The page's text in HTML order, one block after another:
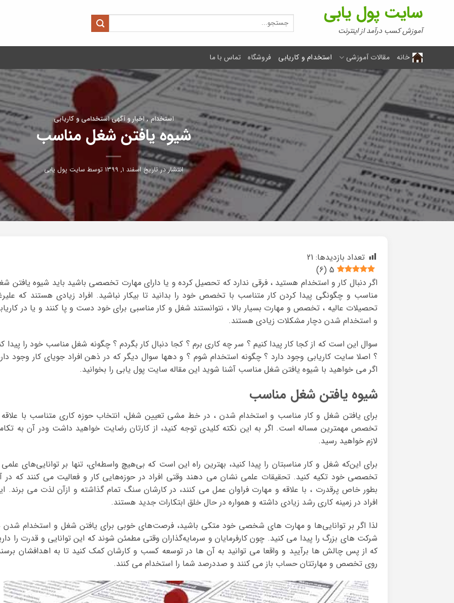
سایت پول یابی
آموزش کسب درآمد از اینترنت
جستجو
برای:
خانه مقالات آموزشی استخدام و کاریابی فروشگاه تماس با ما
استخدام , اخبار و آگهی استخدامی و کاریابی
شیوه یافتن شغل مناسب
انتشار در تاریخاسفند ۱, ۱۳۹۹ توسط سایت پول یابی
تعداد بازدیدها: 21
5
(
6
)
اگر دنبال کار و استخدام هستید ، فرقی ندارد که تحصیل کرده و یا دارای مهارت تخصصی باشید باید شیوه یافتن
مناسب و چگونگی پیدا کردن کار متناسب با تخصص خود را بدانید تا بیکار نباشید. افراد زیادی هستند که
تحصیلات عالیه ، تخصص و مهارت بسیار بالا ، نتوانستند شغل و کار مناسبی برای خود دست و پا کنند و یا در
و استخدام شدن دچار مشکلات زیادی هستند.
سوال این است که از کجا کار پیدا کنیم ؟ سر چه کاری برم ؟ کجا دنبال کار بگردم ؟ چگونه شغل مناسب خود را پیدا
؟ اصلا سایت کاریابی وجود دارد ؟ چگونه استخدام شوم ؟ و دهها سوال دیگر که در ذهن افراد جویای کار وجود
اگر می خواهید با شیوه یافتن شغل مناسب آشنا شوید این مقاله سایت پول یابی را بخوانید.
شیوه یافتن شغل مناسب
برای یافتن شغل و کار مناسب و استخدام شدن ، در خط مشی تعیین شغل، انتخاب حوزه کاری متناسب با
تخصص مهمترین مساله است. اگر به این نکته کلیدی توجه کنید، از کارتان رضایت خواهید داشت ودر آن به
لازم خواهید رسید.
برای این‌که شغل و کار مناسبتان را پیدا کنید، بهترین راه این است که بی‌هیچ واسطه‌ای، تنها بر توانایی‌های
تخصصی خود تکیه کنید. تحقیقات علمی نشان می دهند وقتی افراد در حوزه‌هایی کار و فعالیت می کنند که در
بطور خاص پرقدرت ، با علاقه و مهارت فراوان عمل می کنند، در کارشان سنگ تمام گذاشته و ازآن لذت می برند.
افراد در زمینه کاری رشد زیادی داشته و همواره در حال خلق ابتکارات جدید هستند.
لذا اگر بر توانایی‌ها و مهارت های شخصی خود متکی باشید، فرصت‌های خوبی برای یافتن شغل و استخدام شدن
شرکت های بزرگ را پیدا می کنید. چون کارفرمایان و سرمایه‌گذاران وقتی مطمئن شوند که این توانایی و قدرت را
که از پس چالش ها برآیید و واقعا می توانید به آن ها در توسعه کسب و کارشان کمک کنید تا به اهدافشان
روی تخصص و مهارتتان حساب باز می کنند و صددرصد شما را استخدام می کنند.